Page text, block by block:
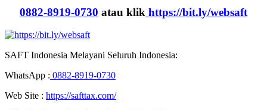
0882-8919-0730 atau klik https://bit.ly/websaft
SAFT Indonesia Melayani Seluruh Indonesia:
WhatsApp : 0882-8919-0730
Web Site : https://safttax.com/